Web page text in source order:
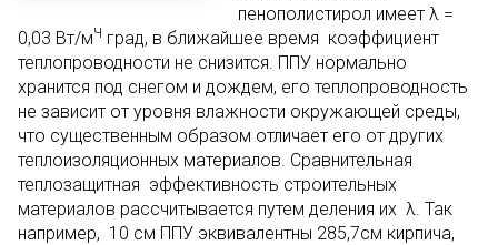
пенополистирол имеет λ =
0,03 Вт/мЧ град, в ближайшее время коэффициент
теплопроводности не снизится. ППУ нормально
хранится под снегом и дождем, его теплопроводность
не зависит от уровня влажности окружающей среды,
что существенным образом отличает его от других
теплоизоляционных материалов. Сравнительная
теплозащитная эффективность строительных
материалов рассчитывается путем деления их λ. Так
например, 10 см ППУ эквивалентны 285,7см кирпича,